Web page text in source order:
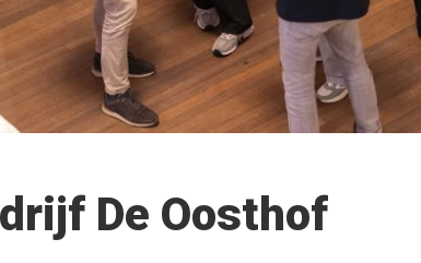
De Oosthof